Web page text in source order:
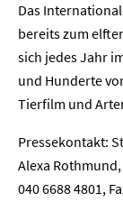
Das
bereits zum
sich jedes Jahr
und Hunderte
Tierfilm und
Pressekontakt:
Alexa
040 6688 4801,
Home